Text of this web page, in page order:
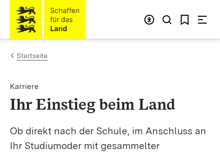
Zum Inhalt springen
Link zur Startseite
Startseite
Karriere
Ihr Einstieg beim Land
Ob direkt nach der Schule, im Anschluss an
Ihr Studiumoder mit gesammelter